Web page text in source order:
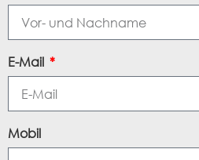
E-Mail
Mobil